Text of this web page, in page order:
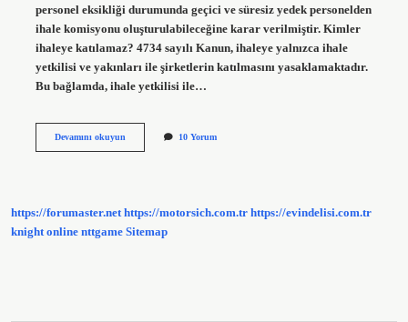
personel eksikliği durumunda geçici ve süresiz yedek personelden
ihale komisyonu oluşturulabileceğine karar verilmiştir. Kimler
ihaleye katılamaz? 4734 sayılı Kanun, ihaleye yalnızca ihale
yetkilisi ve yakınları ile şirketlerin katılmasını yasaklamaktadır.
Bu bağlamda, ihale yetkilisi ile…
Devamını okuyunKimler
10 Yorum
https://forumaster.net https://motorsich.com.tr https://evindelisi.com.tr
knight online nttgame Sitemap